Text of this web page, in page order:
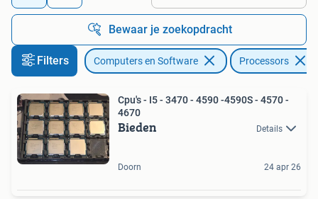
Bewaar je zoekopdracht
Filters Computers en Software Processors
Cpu's - I5 - 3470 - 4590 -4590S - 4570 -
4670
Bieden Details
Doorn 24 apr 26